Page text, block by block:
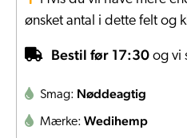
ønsket antal i dette felt og
Bestil før 17:30 og vi
Smag: Nøddeagtig
Mærke: Wedihemp